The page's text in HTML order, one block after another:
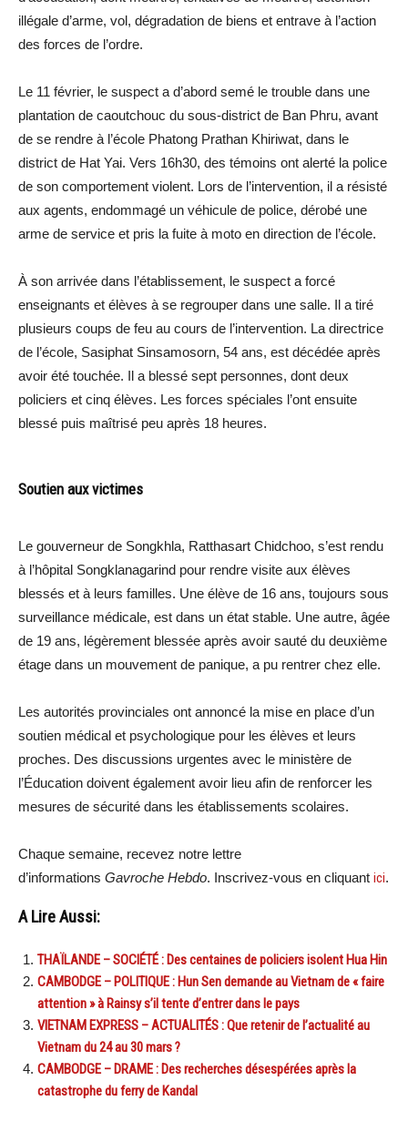
illégale d’arme, vol, dégradation de biens et entrave à l’action
des forces de l’ordre.
Le 11 février, le suspect a d’abord semé le trouble dans une
plantation de caoutchouc du sous-district de Ban Phru, avant
de se rendre à l’école Phatong Prathan Khiriwat, dans le
district de Hat Yai. Vers 16h30, des témoins ont alerté la police
de son comportement violent. Lors de l’intervention, il a résisté
aux agents, endommagé un véhicule de police, dérobé une
arme de service et pris la fuite à moto en direction de l’école.
À son arrivée dans l’établissement, le suspect a forcé
enseignants et élèves à se regrouper dans une salle. Il a tiré
plusieurs coups de feu au cours de l’intervention. La directrice
de l’école, Sasiphat Sinsamosorn, 54 ans, est décédée après
avoir été touchée. Il a blessé sept personnes, dont deux
policiers et cinq élèves. Les forces spéciales l’ont ensuite
blessé puis maîtrisé peu après 18 heures.
Soutien aux victimes
Le gouverneur de Songkhla, Ratthasart Chidchoo, s’est rendu
à l’hôpital Songklanagarind pour rendre visite aux élèves
blessés et à leurs familles. Une élève de 16 ans, toujours sous
surveillance médicale, est dans un état stable. Une autre, âgée
de 19 ans, légèrement blessée après avoir sauté du deuxième
étage dans un mouvement de panique, a pu rentrer chez elle.
Les autorités provinciales ont annoncé la mise en place d’un
soutien médical et psychologique pour les élèves et leurs
proches. Des discussions urgentes avec le ministère de
l’Éducation doivent également avoir lieu afin de renforcer les
mesures de sécurité dans les établissements scolaires.
Chaque semaine, recevez notre lettre
d’informations Gavroche Hebdo. Inscrivez-vous en cliquant ici.
A Lire Aussi:
THAÏLANDE – SOCIÉTÉ : Des centaines de policiers isolent Hua Hin
CAMBODGE – POLITIQUE : Hun Sen demande au Vietnam de « faire
attention » à Rainsy s’il tente d’entrer dans le pays
VIETNAM EXPRESS – ACTUALITÉS : Que retenir de l’actualité au
Vietnam du 24 au 30 mars ?
CAMBODGE – DRAME : Des recherches désespérées après la
catastrophe du ferry de Kandal